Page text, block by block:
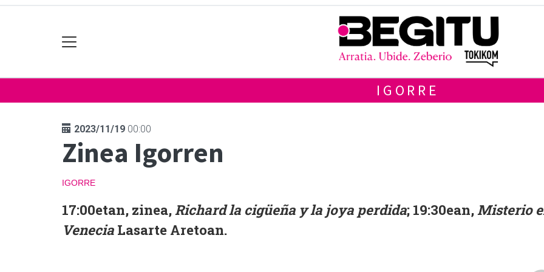
IGORRE
2023/11/19 00:00
Zinea Igorren
IGORRE
17:00etan, zinea, Richard la cigüeña y la joya perdida; 19:30ean, Misterio
Venecia Lasarte Aretoan.